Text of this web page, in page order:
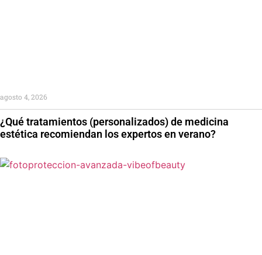
¿Qué tratamientos (personalizados) de medicina
estética recomiendan los expertos en verano?
agosto 4, 2026